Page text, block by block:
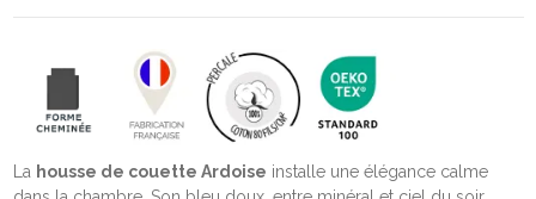
La housse de couette Ardoise installe une élégance calme